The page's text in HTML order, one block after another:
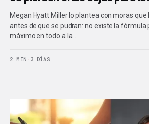
Megan Hyatt Miller lo plantea con moras que
antes de que se pudran: no existe la fórmula
máximo en todo a la…
2 MIN · 3 DÍAS